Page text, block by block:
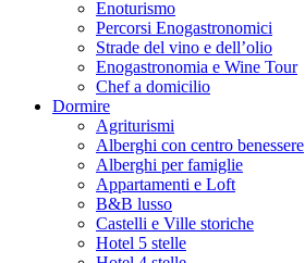
Enoturismo
Percorsi Enogastronomici
Strade del vino e dell’olio
Enogastronomia e Wine Tour
Chef a domicilio
Dormire
Agriturismi
Alberghi con centro benessere
Alberghi per famiglie
Appartamenti e Loft
B&B lusso
Castelli e Ville storiche
Hotel 5 stelle